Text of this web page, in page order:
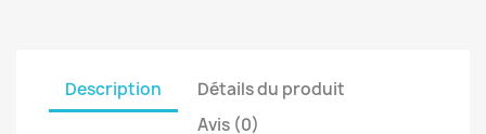
Description
Détails du produit
Avis (0)